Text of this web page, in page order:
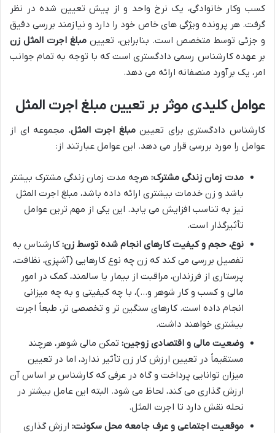
کسب وکار خانوادگی، یک نرخ واحد و از پیش تعیین شده در نظر
گرفت. هر پرونده ویژگی های خاص خود را دارد و نیازمند بررسی دقیق
و جزئی توسط متخصص است. بنابراین، تعیین مبلغ اجرت المثل زن
بر عهده کارشناس رسمی دادگستری است که با توجه به تمام جوانب
امر، یک برآورد منصفانه ارائه می دهد.
عوامل کلیدی موثر بر تعیین مبلغ اجرت المثل
کارشناس دادگستری برای تعیینمبلغ اجرت المثل، مجموعه ای از
عوامل را مورد بررسی قرار می دهد. این عوامل عبارتند از:
مدت زمان زندگی مشترک: هرچه مدت زمان زندگی مشترک بیشتر
باشد و زن خدمات بیشتری ارائه داده باشد، مبلغ اجرت المثل
نیز به تناسب افزایش می یابد. این یکی از مهم ترین عوامل
تأثیرگذار است.
نوع، حجم و کیفیت کارهای انجام شده توسط زن: کارشناس به
تفصیل بررسی می کند که زن چه نوع کارهایی (آشپزی، نظافت،
پرستاری از فرزندان، مراقبت از بیمار یا سالمند، کمک در امور
مالی و کسب و کار شوهر و…)، با چه کیفیتی و به چه میزانی
انجام داده است. کارهای سنگین تر و تخصصی تر، طبعاً اجرت
بیشتری خواهند داشت.
وضعیت مالی و اقتصادی زوجین: تمکن مالی شوهر، هرچند
مستقیماً در تعیین ارزش کار زن تأثیر ندارد، اما در تعیین
میزان توانایی پرداخت و گاه در عرفی که کارشناس بر اساس آن
ارزش گذاری می کند، لحاظ می شود. البته این عامل بیشتر در
نحله نقش دارد تا اجرت المثل.
موقعیت اجتماعی و عرف جامعه محل سکونت: ارزش گذاری